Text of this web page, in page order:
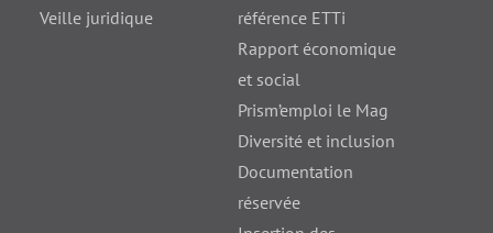
Veille juridique
référence ETTi
Rapport économique
et social
Prism’emploi le Mag
Diversité et inclusion
Documentation
réservée